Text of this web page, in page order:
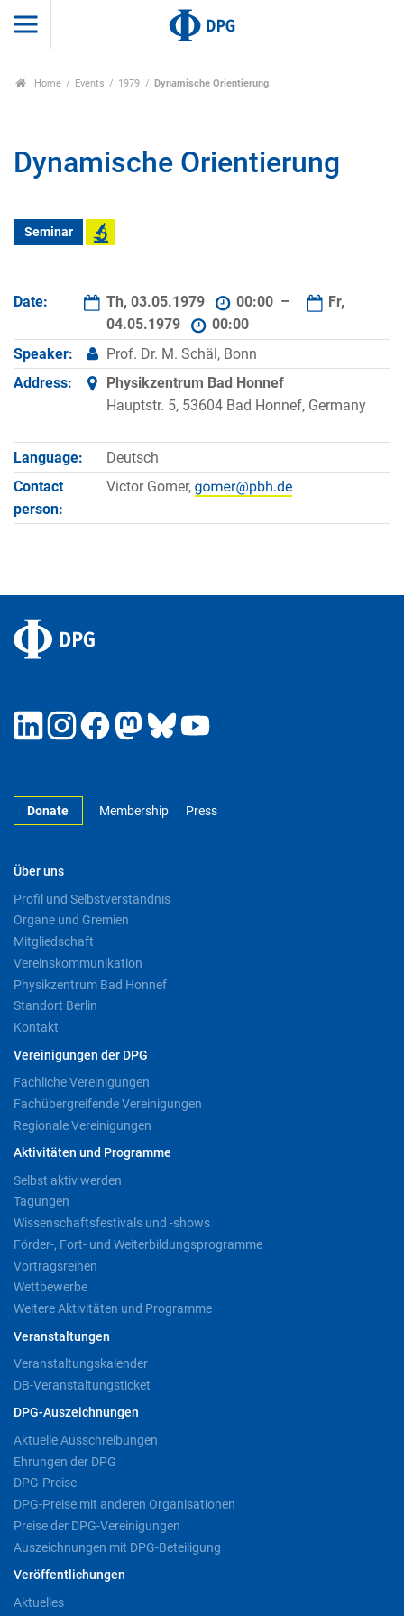
Home Events 1979 Dynamische Orientierung
Dynamische Orientierung
Seminar
Date: Th, 03.05.1979 00:00 –
Fr,
04.05.1979
00:00
Speaker:
Prof. Dr. M. Schäl, Bonn
Address:
Physikzentrum Bad Honnef
Hauptstr. 5, 53604 Bad Honnef, Germany
Language:
Deutsch
Contact
person:
Victor Gomer,
Donate Membership Press
Über uns
Profil und Selbstverständnis
Organe und Gremien
Mitgliedschaft
Vereinskommunikation
Physikzentrum Bad Honnef
Standort Berlin
Kontakt
Vereinigungen der DPG
Fachliche Vereinigungen
Fachübergreifende Vereinigungen
Regionale Vereinigungen
Aktivitäten und Programme
Selbst aktiv werden
Tagungen
Wissenschaftsfestivals und -shows
Förder-, Fort- und Weiterbildungsprogramme
Vortragsreihen
Wettbewerbe
Weitere Aktivitäten und Programme
Veranstaltungen
Veranstaltungskalender
DB-Veranstaltungsticket
DPG-Auszeichnungen
Aktuelle Ausschreibungen
Ehrungen der DPG
DPG-Preise
DPG-Preise mit anderen Organisationen
Preise der DPG-Vereinigungen
Auszeichnungen mit DPG-Beteiligung
Veröffentlichungen
Aktuelles